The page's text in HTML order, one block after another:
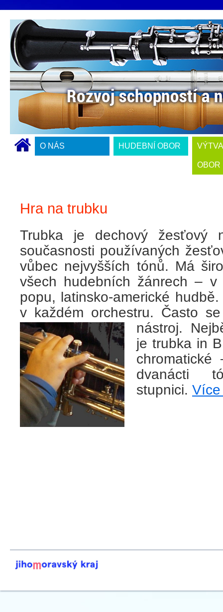
O NÁS HUDEBNÍ OBOR
OBOR
Hra na trubku
Trubka je dechový
současnosti používaných
vůbec nejvyšších tónů. Má
všech hudebních žánrech – v
popu, latinsko-americké
v každém orchestru. Často
nástroj.
je trubka in
dvanácti
stupnici.